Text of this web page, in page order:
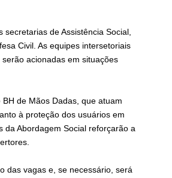
de Assistência Social,
Civil. As equipes intersetoriais
acionadas em situações
de Mãos Dadas, que atuam
à proteção dos usuários em
da Abordagem Social reforçarão a
das vagas e, se necessário, será